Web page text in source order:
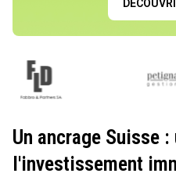
Un ancrage Suisse
l'investissement